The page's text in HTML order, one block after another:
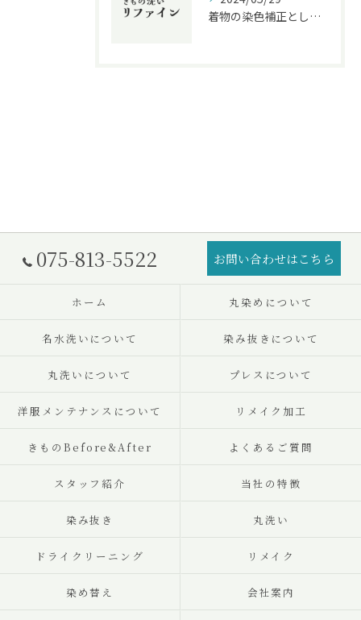
着物の染色補正としみ・色補正の違いを解説！クリーニング業界に精通したプロがおすすめする方法とは？
075-813-5522 お問い合わせはこちら
ホーム 丸染めについて
名水洗いについて 染み抜きについて
丸洗いについて プレスについて
洋服メンテナンスについて リメイク加工
きものBefore&After よくあるご質問
スタッフ紹介 当社の特徴
染み抜き 丸洗い
ドライクリーニング リメイク
染め替え 会社案内